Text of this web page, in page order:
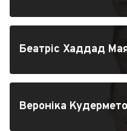
Беатріс Хаддад
Вероніка